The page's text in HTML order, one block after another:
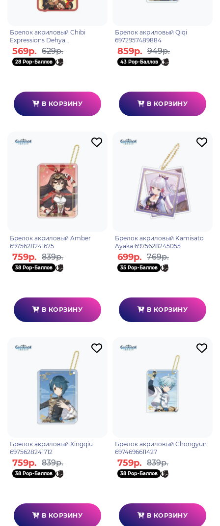
Брелок акриловый Chibi
Expressions Dehya
6976068141266
569р. 629р.
28 Pop-Баллов
В КОРЗИНУ
Брелок акриловый Qiqi
6972957489884
859р. 949р.
43 Pop-Баллов
В КОРЗИНУ
Брелок акриловый Amber
6975628241675
759р. 839р.
38 Pop-Баллов
В КОРЗИНУ
Брелок акриловый Kamisato
Ayaka 6975628245055
699р. 769р.
35 Pop-Баллов
В КОРЗИНУ
Брелок акриловый Xingqiu
6975628241712
759р. 839р.
38 Pop-Баллов
В КОРЗИНУ
Брелок акриловый Chongyun
6974696611427
759р. 839р.
38 Pop-Баллов
В КОРЗИНУ